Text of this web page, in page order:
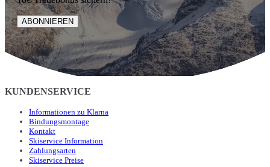
ABONNIEREN
KUNDENSERVICE
Informationen zu Klarna
Bindungsmontage
Kontakt
Skiservice Information
Zahlungsarten
Skiservice Preise